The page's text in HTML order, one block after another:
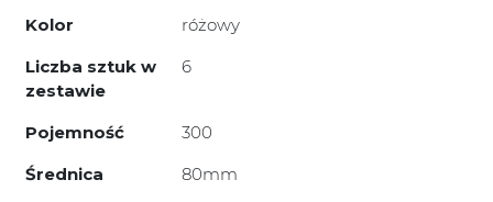
Kolor
różowy
Liczba sztuk w
zestawie
6
Pojemność
300
Średnica
80mm